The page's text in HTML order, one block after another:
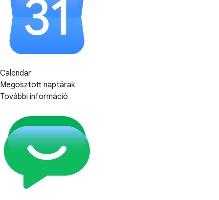
Calendar
Megosztott naptárak
További információ